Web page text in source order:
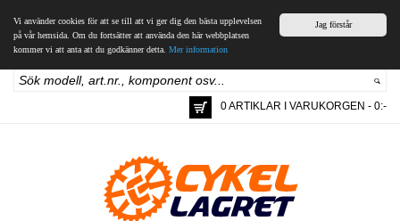
Jag förstår
Vi använder cookies för att se till att vi ger dig den bästa upplevelsen
på vår hemsida. Om du fortsätter att använda den här webbplatsen
kommer vi att anta att du godkänner detta. Mer information
0 ARTIKLAR I VARUKORGEN - 0:-